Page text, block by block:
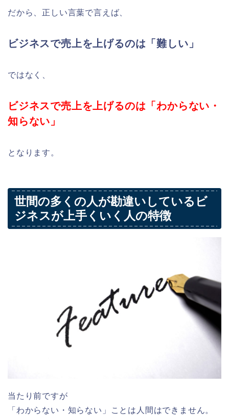
だから、正しい言葉で言えば、
ビジネスで売上を上げるのは「難しい」
ではなく、
ビジネスで売上を上げるのは「わからない・
知らない」
となります。
世間の多くの人が勘違いしているビ
ジネスが上手くいく人の特徴
当たり前ですが
「わからない・知らない」ことは人間はできません。